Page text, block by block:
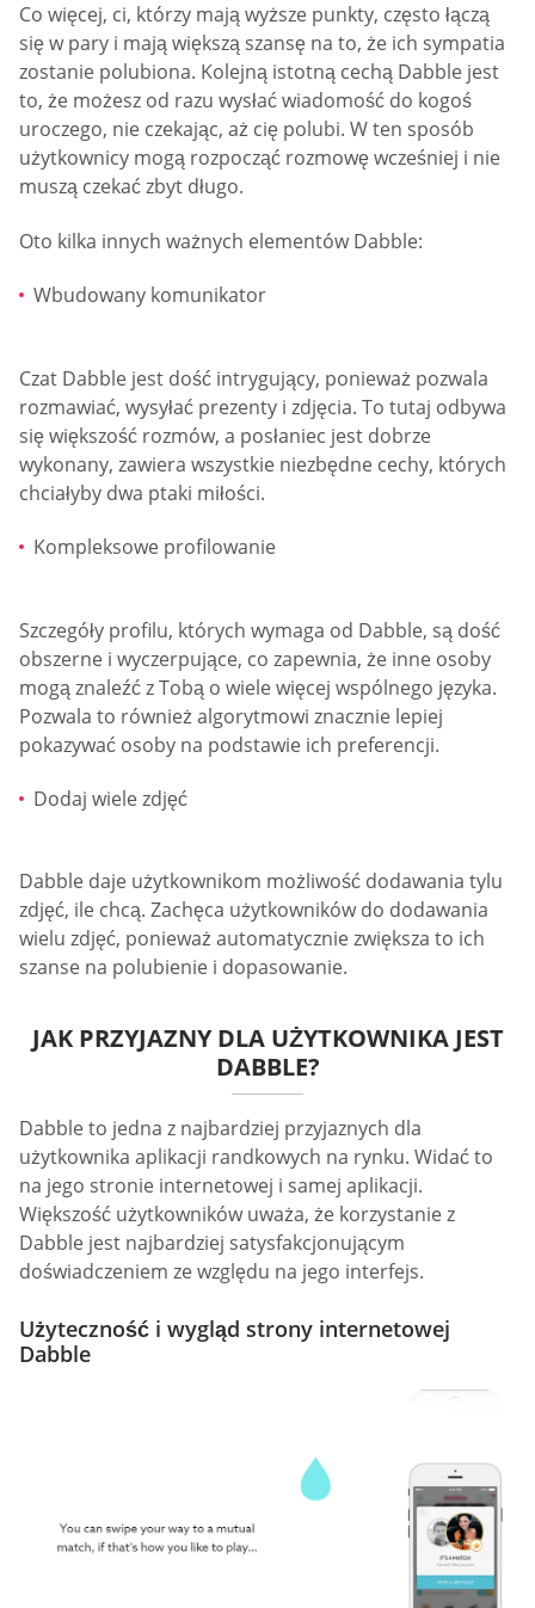
Co więcej, ci, którzy mają wyższe punkty, często łączą
się w pary i mają większą szansę na to, że ich sympatia
zostanie polubiona. Kolejną istotną cechą Dabble jest
to, że możesz od razu wysłać wiadomość do kogoś
uroczego, nie czekając, aż cię polubi. W ten sposób
użytkownicy mogą rozpocząć rozmowę wcześniej i nie
muszą czekać zbyt długo.
Oto kilka innych ważnych elementów Dabble:
Wbudowany komunikator
Czat Dabble jest dość intrygujący, ponieważ pozwala
rozmawiać, wysyłać prezenty i zdjęcia. To tutaj odbywa
się większość rozmów, a posłaniec jest dobrze
wykonany, zawiera wszystkie niezbędne cechy, których
chciałyby dwa ptaki miłości.
Kompleksowe profilowanie
Szczegóły profilu, których wymaga od Dabble, są dość
obszerne i wyczerpujące, co zapewnia, że inne osoby
mogą znaleźć z Tobą o wiele więcej wspólnego języka.
Pozwala to również algorytmowi znacznie lepiej
pokazywać osoby na podstawie ich preferencji.
Dodaj wiele zdjęć
Dabble daje użytkownikom możliwość dodawania tylu
zdjęć, ile chcą. Zachęca użytkowników do dodawania
wielu zdjęć, ponieważ automatycznie zwiększa to ich
szanse na polubienie i dopasowanie.
JAK PRZYJAZNY DLA UŻYTKOWNIKA JEST
DABBLE?
Dabble to jedna z najbardziej przyjaznych dla
użytkownika aplikacji randkowych na rynku. Widać to
na jego stronie internetowej i samej aplikacji.
Większość użytkowników uważa, że korzystanie z
Dabble jest najbardziej satysfakcjonującym
doświadczeniem ze względu na jego interfejs.
Użyteczność i wygląd strony internetowej
Dabble